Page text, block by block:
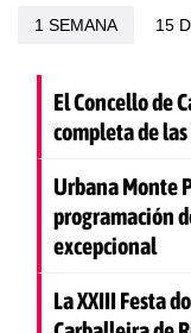
1 SEMANA 15
El Concello de
completa de las
Urbana Monte
programación
excepcional
La XXIII Festa